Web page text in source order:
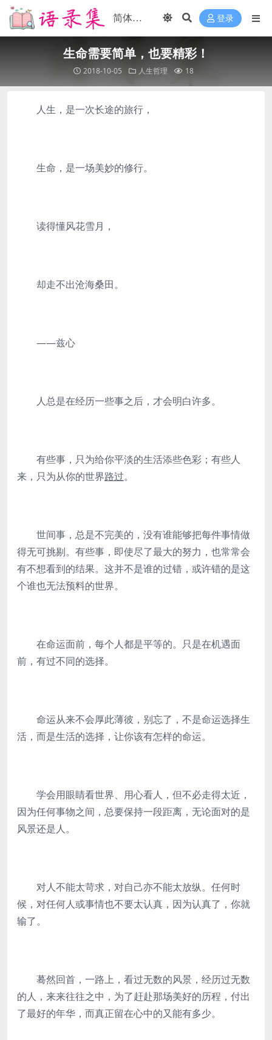
登录
生命需要简单，也要精彩！
2018-10-05 人生哲理 18
人生，是一次长途的旅行，
生命，是一场美妙的修行。
读得懂风花雪月，
却走不出沧海桑田。
——兹心
人总是在经历一些事之后，才会明白许多。
有些事，只为给你平淡的生活添些色彩；有些人
来，只为从你的世界路过。
世间事，总是不完美的，没有谁能够把每件事情做
得无可挑剔。有些事，即使尽了最大的努力，也常常会
有不想看到的结果。这并不是谁的过错，或许错的是这
个谁也无法预料的世界。
在命运面前，每个人都是平等的。只是在机遇面
前，有过不同的选择。
命运从来不会厚此薄彼，别忘了，不是命运选择生
活，而是生活的选择，让你该有怎样的命运。
学会用眼睛看世界、用心看人，但不必走得太近，
因为任何事物之间，总要保持一段距离，无论面对的是
风景还是人。
对人不能太苛求，对自己亦不能太放纵。任何时
候，对任何人或事情也不要太认真，因为认真了，你就
输了。
蓦然回首，一路上，看过无数的风景，经历过无数
的人，来来往往之中，为了赶赴那场美好的历程，付出
了最好的年华，而真正留在心中的又能有多少。